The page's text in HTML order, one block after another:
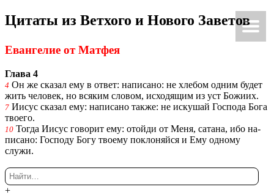
Ки́рие эле́йсон
Ци­та­ты из Вет­хо­го и Но­во­го За­ве­тов
Еван­ге­лие от Мат­фея
Глава 4
4 Он же ска­зал ему в ответ: на­пи­са­но: не хле­бом одним будет
жить че­ло­век, но вся­ким сло­вом, ис­хо­дя­щим из уст Бо­жи­их.
7 Иисус ска­зал ему: на­пи­са­но также: не ис­ку­шай Гос­по­да Бога
тво­е­го.
10 Тогда Иисус го­во­рит ему: отой­ди от Меня, са­та­на, ибо на­
пи­са­но: Гос­по­ду Богу тво­е­му по­кло­няй­ся и Ему од­но­му
служи.
+